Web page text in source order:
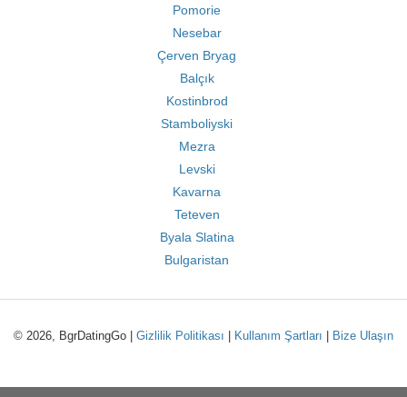
Pomorie
Nesebar
Çerven Bryag
Balçık
Kostinbrod
Stamboliyski
Mezra
Levski
Kavarna
Teteven
Byala Slatina
Bulgaristan
© 2026, BgrDatingGo | Gizlilik Politikası Kullanım Şartları Bize Ulaşın